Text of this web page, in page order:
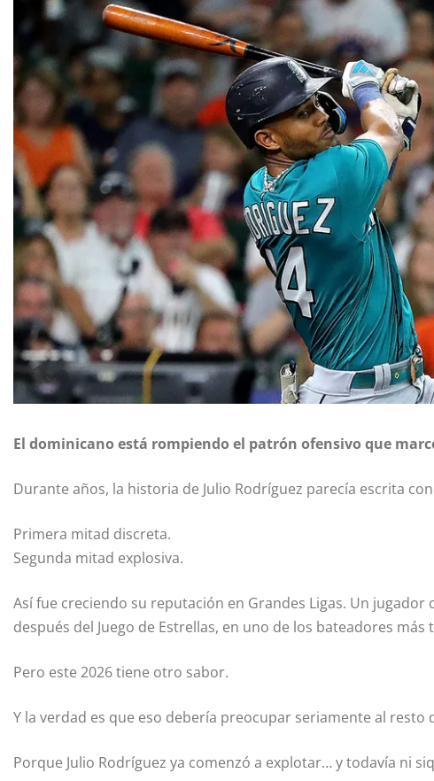
El dominicano está rompiendo el patrón ofensivo que
Durante años, la historia de Julio Rodríguez parecía escrita
Primera mitad discreta.
Segunda mitad explosiva.
Así fue creciendo su reputación en Grandes Ligas. Un
después del Juego de Estrellas, en uno de los bateadores más
Pero este 2026 tiene otro sabor.
Y la verdad es que eso debería preocupar seriamente al resto
Porque Julio Rodríguez ya comenzó a explotar… y todavía ni